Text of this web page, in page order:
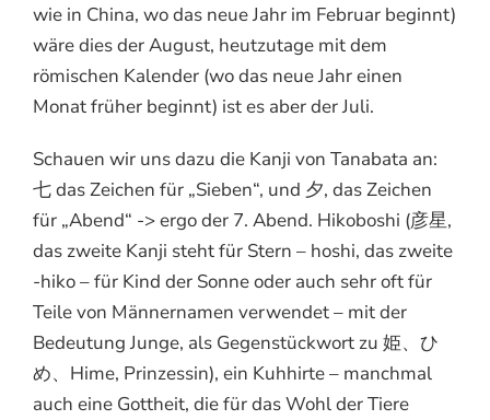
wie in China, wo das neue Jahr im Februar beginnt)
wäre dies der August, heutzutage mit dem
römischen Kalender (wo das neue Jahr einen
Monat früher beginnt) ist es aber der Juli.
Schauen wir uns dazu die Kanji von Tanabata an:
七 das Zeichen für „Sieben“, und 夕, das Zeichen
für „Abend“ -> ergo der 7. Abend. Hikoboshi (彦星,
das zweite Kanji steht für Stern – hoshi, das zweite
-hiko – für Kind der Sonne oder auch sehr oft für
Teile von Männernamen verwendet – mit der
Bedeutung Junge, als Gegenstückwort zu 姫、ひ
め、Hime, Prinzessin), ein Kuhhirte – manchmal
auch eine Gottheit, die für das Wohl der Tiere